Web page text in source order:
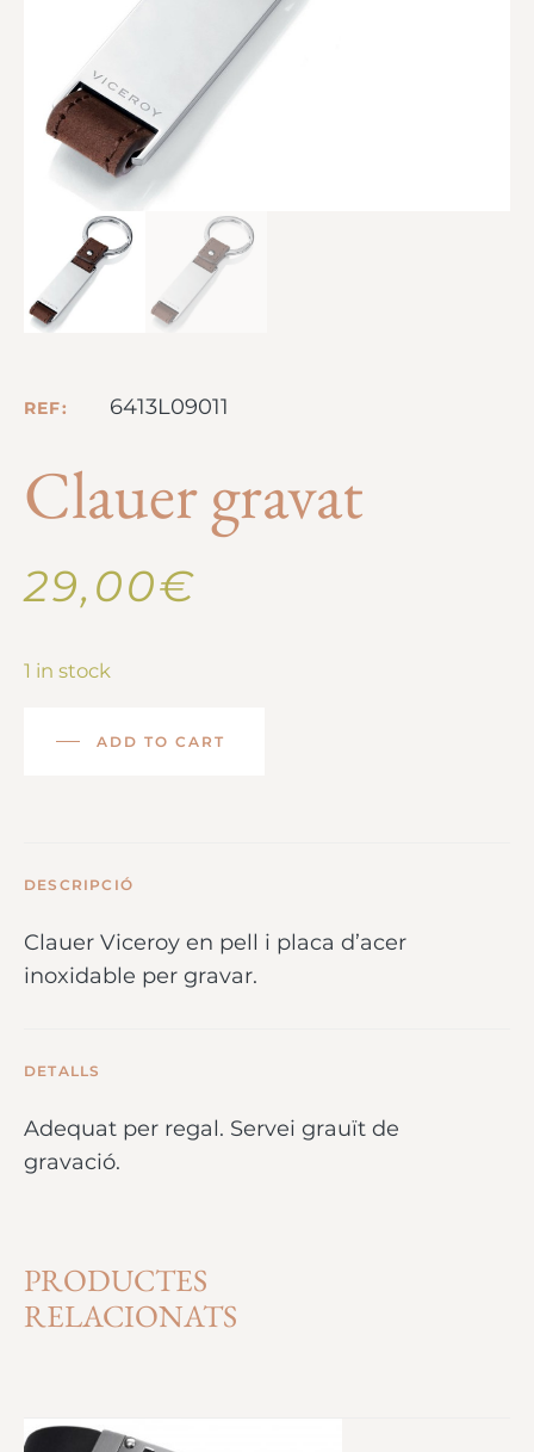
REF: 6413L09011
Clauer gravat
29,00€
1 in stock
ADD TO CART
DESCRIPCIÓ
Clauer Viceroy en pell i placa d’acer
inoxidable per gravar.
DETALLS
Adequat per regal. Servei grauït de
gravació.
PRODUCTES
RELACIONATS